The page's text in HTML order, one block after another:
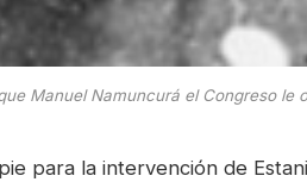
Manuel Namuncurá el Congreso le
para la intervención de